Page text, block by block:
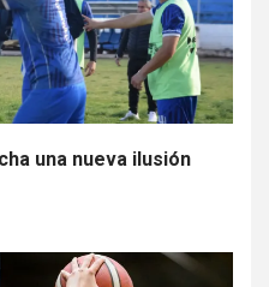
una nueva ilusión